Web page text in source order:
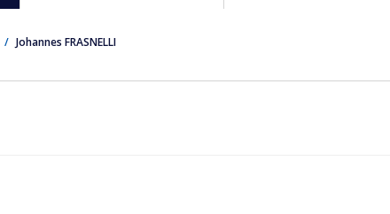
Johannes FRASNELLI